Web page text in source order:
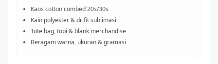
Kaos cotton combed 20s/30s
Kain polyester & drifit sublimasi
Tote bag, topi & blank merchandise
Beragam warna, ukuran & gramasi